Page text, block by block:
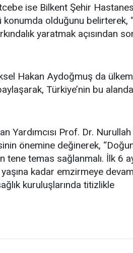
ise Bilkent Şehir
konumda olduğunu belirterek,
yaratmak açısından
Hakan Aydoğmuş da
Türkiye’nin bu
Yardımcısı Prof. Dr. Nurullah
önemine değinerek,
tene temas sağlanmalı. İlk 6
kadar emzirmeye devam
kuruluşlarında titizlikle